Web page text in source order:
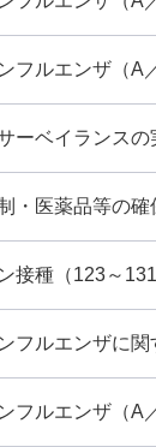
ルエンザ（A
ベイランスの
医薬品等の確
種（123～
ルエンザに関
ルエンザ（A